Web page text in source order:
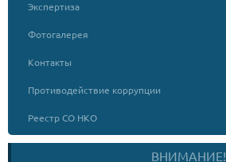
Экспертиза
Фотогалерея
Контакты
Противодействие коррупции
Реестр СО НКО
ВНИМАНИЕ!